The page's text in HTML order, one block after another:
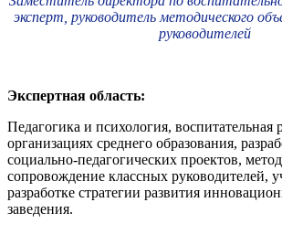
эксперт, руководитель методического
руководителей
Экспертная область:
Педагогика и психология, воспитательная
организациях среднего образования,
социально-педагогических проектов,
сопровождение классных руководителей,
разработке стратегии развития
заведения.